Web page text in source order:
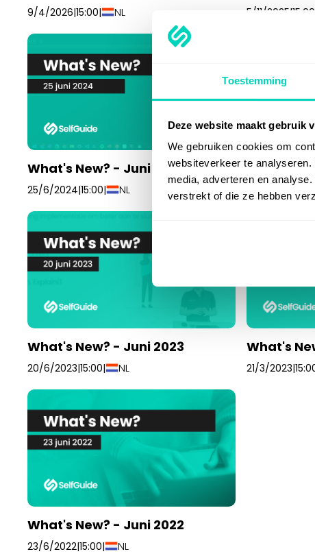
Toestemming
Deze website maakt gebruik
We gebruiken cookies om
websiteverkeer te
media, adverteren en
verstrekt of die ze hebben
9/4/2026|15:00| NL 5/11/2025|15:00
What's New? - Juni 2024
25/6/2024|15:00| NL
What's
12/3/2024
What's New? - Juni 2023
20/6/2023|15:00| NL
What's
21/3/2023|
What's New? - Juni 2022
23/6/2022|15:00| NL